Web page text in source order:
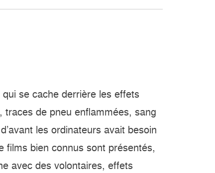
se cache derrière les effets
de pneu enflammées, sang
les ordinateurs avait besoin
films bien connus sont présentés,
avec des volontaires, effets